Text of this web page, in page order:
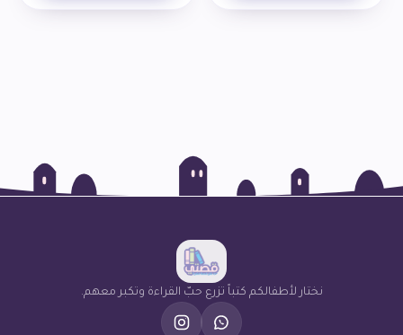
نختار لأطفالكم كتباً تزرع حبّ القراءة وتكبر معهم.